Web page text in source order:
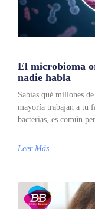
El microbioma
nadie habla
Sabías qué millones
mayoría trabajan a tu
bacterias, es común
Leer Más